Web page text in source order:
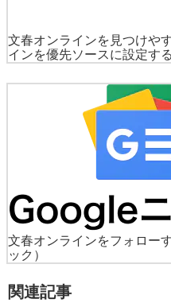
文春オンラインを見つけや
インを優先ソースに設定する
文春オンラインをフォロー
ック）
関連記事